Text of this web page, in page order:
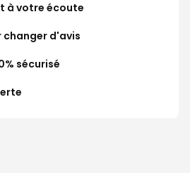
à votre écoute
changer d'avis
sécurisé